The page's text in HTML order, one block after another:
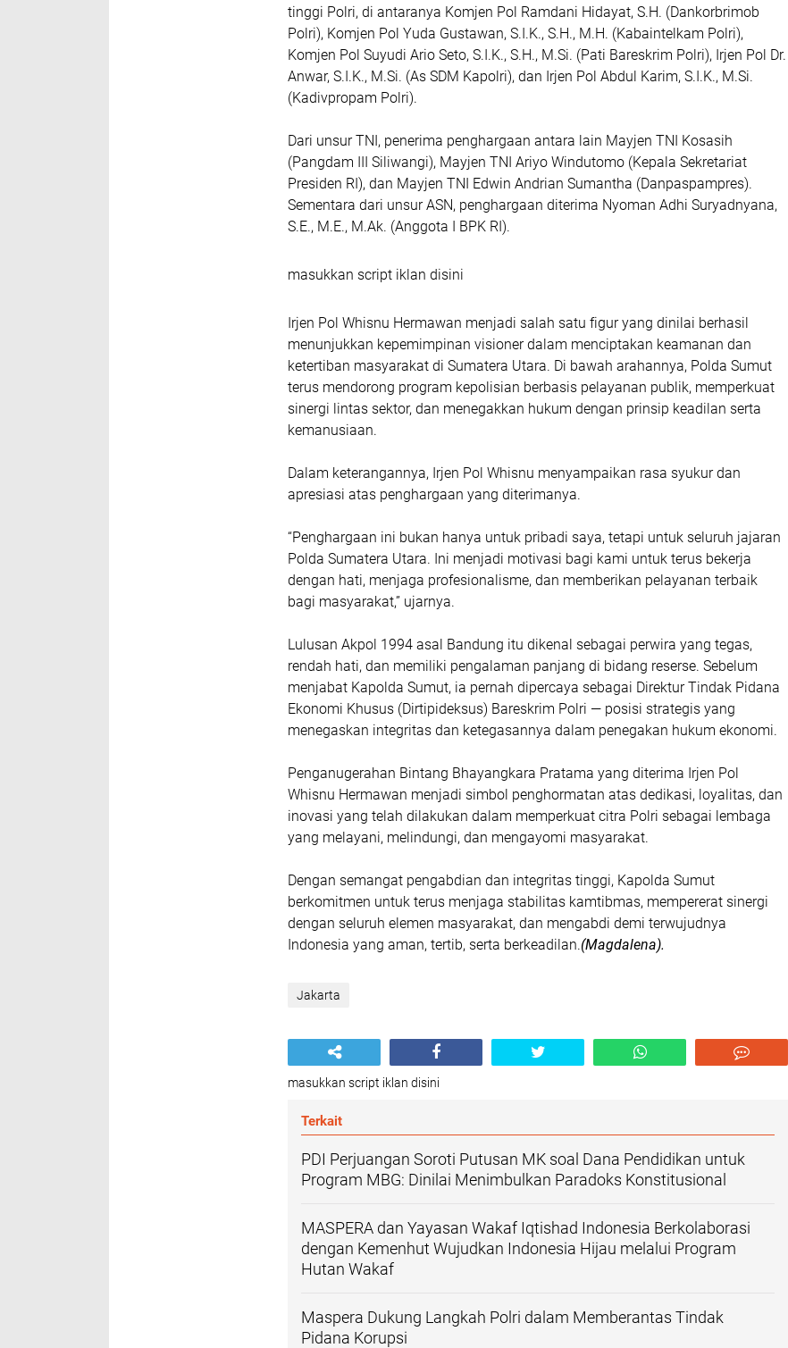
tinggi Polri, di antaranya Komjen Pol Ramdani Hidayat, S.H. (Dankorbrimob
Polri), Komjen Pol Yuda Gustawan, S.I.K., S.H., M.H. (Kabaintelkam Polri),
Komjen Pol Suyudi Ario Seto, S.I.K., S.H., M.Si. (Pati Bareskrim Polri), Irjen Pol Dr.
Anwar, S.I.K., M.Si. (As SDM Kapolri), dan Irjen Pol Abdul Karim, S.I.K., M.Si.
(Kadivpropam Polri).
Dari unsur TNI, penerima penghargaan antara lain Mayjen TNI Kosasih
(Pangdam III Siliwangi), Mayjen TNI Ariyo Windutomo (Kepala Sekretariat
Presiden RI), dan Mayjen TNI Edwin Andrian Sumantha (Danpaspampres).
Sementara dari unsur ASN, penghargaan diterima Nyoman Adhi Suryadnyana,
S.E., M.E., M.Ak. (Anggota I BPK RI).
masukkan script iklan disini
Irjen Pol Whisnu Hermawan menjadi salah satu figur yang dinilai berhasil
menunjukkan kepemimpinan visioner dalam menciptakan keamanan dan
ketertiban masyarakat di Sumatera Utara. Di bawah arahannya, Polda Sumut
terus mendorong program kepolisian berbasis pelayanan publik, memperkuat
sinergi lintas sektor, dan menegakkan hukum dengan prinsip keadilan serta
kemanusiaan.
Dalam keterangannya, Irjen Pol Whisnu menyampaikan rasa syukur dan
apresiasi atas penghargaan yang diterimanya.
“Penghargaan ini bukan hanya untuk pribadi saya, tetapi untuk seluruh jajaran
Polda Sumatera Utara. Ini menjadi motivasi bagi kami untuk terus bekerja
dengan hati, menjaga profesionalisme, dan memberikan pelayanan terbaik
bagi masyarakat,” ujarnya.
Lulusan Akpol 1994 asal Bandung itu dikenal sebagai perwira yang tegas,
rendah hati, dan memiliki pengalaman panjang di bidang reserse. Sebelum
menjabat Kapolda Sumut, ia pernah dipercaya sebagai Direktur Tindak Pidana
Ekonomi Khusus (Dirtipideksus) Bareskrim Polri — posisi strategis yang
menegaskan integritas dan ketegasannya dalam penegakan hukum ekonomi.
Penganugerahan Bintang Bhayangkara Pratama yang diterima Irjen Pol
Whisnu Hermawan menjadi simbol penghormatan atas dedikasi, loyalitas, dan
inovasi yang telah dilakukan dalam memperkuat citra Polri sebagai lembaga
yang melayani, melindungi, dan mengayomi masyarakat.
Dengan semangat pengabdian dan integritas tinggi, Kapolda Sumut
berkomitmen untuk terus menjaga stabilitas kamtibmas, mempererat sinergi
dengan seluruh elemen masyarakat, dan mengabdi demi terwujudnya
Indonesia yang aman, tertib, serta berkeadilan.(Magdalena).
Jakarta
masukkan script iklan disini
Terkait
PDI Perjuangan Soroti Putusan MK soal Dana Pendidikan untuk
Program MBG: Dinilai Menimbulkan Paradoks Konstitusional
MASPERA dan Yayasan Wakaf Iqtishad Indonesia Berkolaborasi
dengan Kemenhut Wujudkan Indonesia Hijau melalui Program
Hutan Wakaf
Maspera Dukung Langkah Polri dalam Memberantas Tindak
Pidana Korupsi